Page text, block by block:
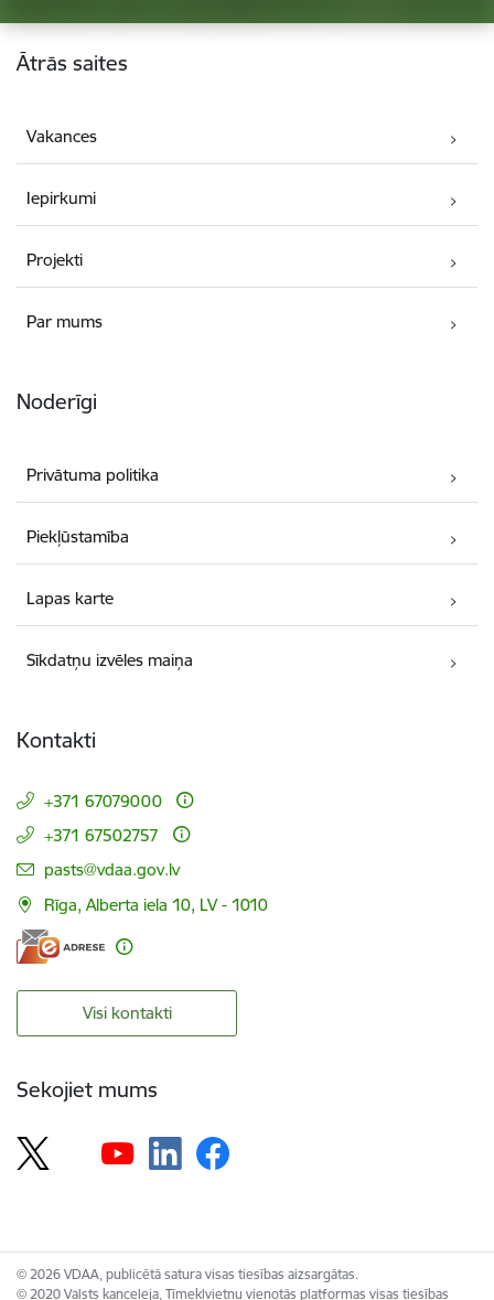
Kājene
Ātrās saites
Vakances
Iepirkumi
Projekti
Par mums
Noderīgi
Privātuma politika
Piekļūstamība
Lapas karte
Sīkdatņu izvēles maiņa
Kontakti
+371 67079000
+371 67502757
E-pasts:
pasts@vdaa.gov.lv
Rīga, Alberta iela 10, LV - 1010
Visi kontakti
Sekojiet mums
© 2026 VDAA, publicētā satura visas tiesības aizsargātas.
© 2020 Valsts kanceleja, Tīmekļvietņu vienotās platformas visas tiesības